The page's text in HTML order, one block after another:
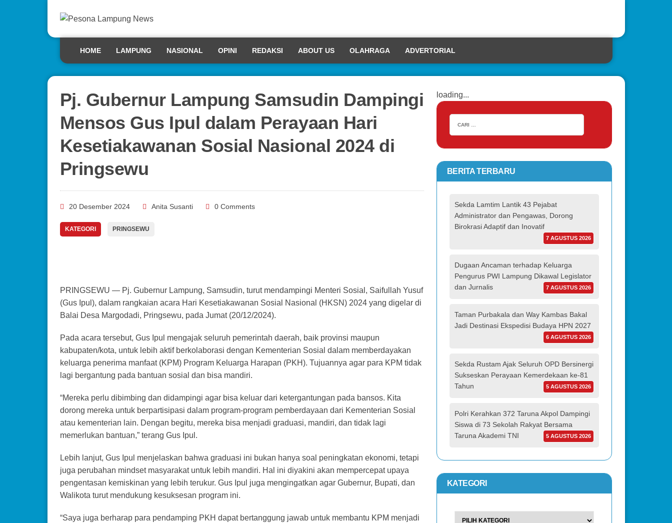
HOME LAMPUNG NASIONAL OPINI REDAKSI ABOUT US OLAHRAGA ADVERTORIAL
Pj. Gubernur Lampung Samsudin Dampingi
Mensos Gus Ipul dalam Perayaan Hari
Kesetiakawanan Sosial Nasional 2024 di
Pringsewu
20 Desember 2024 Anita Susanti 0 Comments
KATEGORI PRINGSEWU
PRINGSEWU — Pj. Gubernur Lampung, Samsudin, turut mendampingi Menteri Sosial, Saifullah Yusuf
(Gus Ipul), dalam rangkaian acara Hari Kesetiakawanan Sosial Nasional (HKSN) 2024 yang digelar di
Balai Desa Margodadi, Pringsewu, pada Jumat (20/12/2024).
Pada acara tersebut, Gus Ipul mengajak seluruh pemerintah daerah, baik provinsi maupun
kabupaten/kota, untuk lebih aktif berkolaborasi dengan Kementerian Sosial dalam memberdayakan
keluarga penerima manfaat (KPM) Program Keluarga Harapan (PKH). Tujuannya agar para KPM tidak
lagi bergantung pada bantuan sosial dan bisa mandiri.
“Mereka perlu dibimbing dan didampingi agar bisa keluar dari ketergantungan pada bansos. Kita
dorong mereka untuk berpartisipasi dalam program-program pemberdayaan dari Kementerian Sosial
atau kementerian lain. Dengan begitu, mereka bisa menjadi graduasi, mandiri, dan tidak lagi
memerlukan bantuan,” terang Gus Ipul.
Lebih lanjut, Gus Ipul menjelaskan bahwa graduasi ini bukan hanya soal peningkatan ekonomi, tetapi
juga perubahan mindset masyarakat untuk lebih mandiri. Hal ini diyakini akan mempercepat upaya
pengentasan kemiskinan yang lebih terukur. Gus Ipul juga mengingatkan agar Gubernur, Bupati, dan
Walikota turut mendukung kesuksesan program ini.
“Saya juga berharap para pendamping PKH dapat bertanggung jawab untuk membantu KPM menjadi
loading...
BERITA TERBARU
Sekda Lamtim Lantik 43 Pejabat
Administrator dan Pengawas, Dorong
Birokrasi Adaptif dan Inovatif
7 AGUSTUS 2026
Dugaan Ancaman terhadap Keluarga
Pengurus PWI Lampung Dikawal Legislator
dan Jurnalis
7 AGUSTUS 2026
Taman Purbakala dan Way Kambas Bakal
Jadi Destinasi Ekspedisi Budaya HPN 2027
6 AGUSTUS 2026
Sekda Rustam Ajak Seluruh OPD Bersinergi
Sukseskan Perayaan Kemerdekaan ke-81
Tahun
5 AGUSTUS 2026
Polri Kerahkan 372 Taruna Akpol Dampingi
Siswa di 73 Sekolah Rakyat Bersama
Taruna Akademi TNI
5 AGUSTUS 2026
KATEGORI